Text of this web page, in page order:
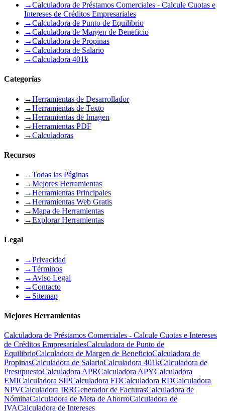
→Calculadora de Préstamos Comerciales - Calcule Cuotas e
Intereses de Créditos Empresariales
→Calculadora de Punto de Equilibrio
→Calculadora de Margen de Beneficio
→Calculadora de Propinas
→Calculadora de Salario
→Calculadora 401k
Categorías
→Herramientas de Desarrollador
→Herramientas de Texto
→Herramientas de Imagen
→Herramientas PDF
→Calculadoras
Recursos
→Todas las Páginas
→Mejores Herramientas
→Herramientas Principales
→Herramientas Web Gratis
→Mapa de Herramientas
→Explorar Herramientas
Legal
→Privacidad
→Términos
→ Aviso Legal
→Contacto
→ Sitemap
Mejores Herramientas
Calculadora de Préstamos Comerciales - Calcule Cuotas e Intereses
de Créditos EmpresarialesCalculadora de Punto de
EquilibrioCalculadora de Margen de BeneficioCalculadora de
PropinasCalculadora de SalarioCalculadora 401kCalculadora de
PresupuestoCalculadora APRCalculadora APYCalculadora
EMICalculadora SIPCalculadora FDCalculadora RDCalculadora
NPVCalculadora IRRGenerador de FacturasCalculadora de
NóminaCalculadora de Meta de AhorroCalculadora de
IVACalculadora de Intereses